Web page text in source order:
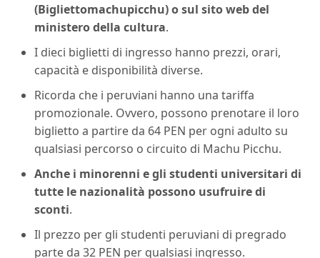
(Bigliettomachupicchu) o sul sito web del
ministero della cultura.
I dieci biglietti di ingresso hanno prezzi, orari,
capacità e disponibilità diverse.
Ricorda che i peruviani hanno una tariffa
promozionale. Ovvero, possono prenotare il loro
biglietto a partire da 64 PEN per ogni adulto su
qualsiasi percorso o circuito di Machu Picchu.
Anche i minorenni e gli studenti universitari di
tutte le nazionalità possono usufruire di
sconti.
Il prezzo per gli studenti peruviani di pregrado
parte da 32 PEN per qualsiasi ingresso.